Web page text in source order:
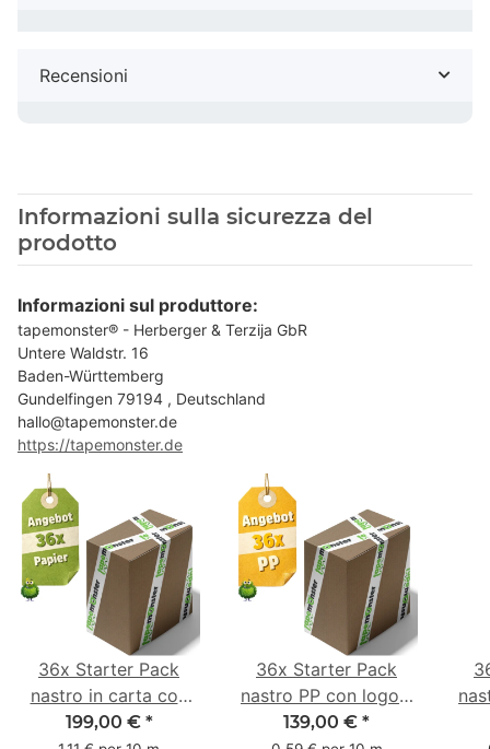
Recensioni
Informazioni sulla sicurezza del
prodotto
Informazioni sul produttore:
tapemonster® - Herberger & Terzija GbR
Untere Waldstr. 16
Baden-Württemberg
Gundelfingen 79194 , Deutschland
hallo@tapemonster.de
https://tapemonster.de
36x Starter Pack
nastro in carta con
logo - 1 colore - 50
199,00 € *
36x Starter Pack
nastro PP con logo -
1 colore - 48 mm x
139,00 € *